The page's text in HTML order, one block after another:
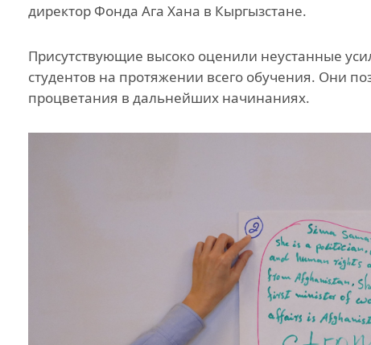
директор Фонда Ага Хана в Кыргызстане.
Присутствующие высоко оценили неустанные
студентов на протяжении всего обучения. Они
процветания в дальнейших начинаниях.